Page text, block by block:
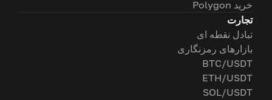
خرید Polygon
تجارت
تبادل نقطه ای
بازارهای رمزنگاری
BTC/USDT
ETH/USDT
SOL/USDT